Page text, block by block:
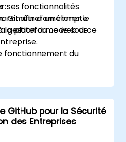
ses fonctionnalités
Git afin d'améliorer le
gestion du code source
:
un compte
la plateforme web de
fonctionnement du
jacents à GitHub.
dépôts GitHub tout en
des flux de travail Git.
du code
GitHub et synchroniser
hors de la
GitHub pour la Sécurité
des Entreprises